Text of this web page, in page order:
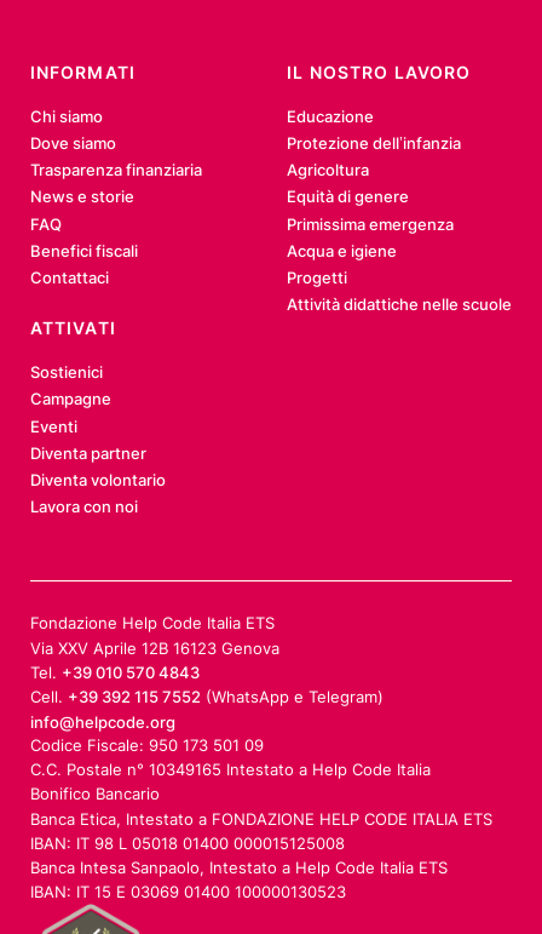
INFORMATI
Chi siamo
Dove siamo
Trasparenza finanziaria
News e storie
FAQ
Benefici fiscali
Contattaci
IL NOSTRO LAVORO
Educazione
Protezione dell’infanzia
Agricoltura
Equità di genere
Primissima emergenza
Acqua e igiene
Progetti
Attività didattiche nelle scuole
ATTIVATI
Sostienici
Campagne
Eventi
Diventa partner
Diventa volontario
Lavora con noi
Fondazione Help Code Italia ETS
Via XXV Aprile 12B 16123 Genova
Tel. +39 010 570 4843
Cell. +39 392 115 7552(WhatsApp e Telegram)
info@helpcode.org
Codice Fiscale: 950 173 501 09
C.C. Postale n° 10349165 Intestato a Help Code Italia
Bonifico Bancario
Banca Etica, Intestato a FONDAZIONE HELP CODE ITALIA ETS
IBAN: IT 98 L 05018 01400 000015125008
Banca Intesa Sanpaolo, Intestato a Help Code Italia ETS
IBAN: IT 15 E 03069 01400 100000130523